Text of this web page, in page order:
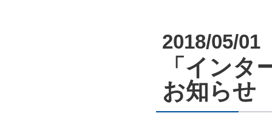
2018/05/01
「イン
お知らせ